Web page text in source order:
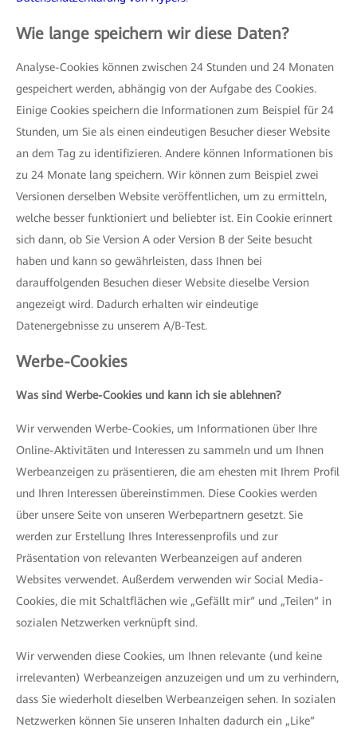
Wie lange speichern wir diese Daten?
Analyse-Cookies können zwischen 24 Stunden und 24 Monaten
gespeichert werden, abhängig von der Aufgabe des Cookies.
Einige Cookies speichern die Informationen zum Beispiel für 24
Stunden, um Sie als einen eindeutigen Besucher dieser Website
an dem Tag zu identifizieren. Andere können Informationen bis
zu 24 Monate lang speichern. Wir können zum Beispiel zwei
Versionen derselben Website veröffentlichen, um zu ermitteln,
welche besser funktioniert und beliebter ist. Ein Cookie erinnert
sich dann, ob Sie Version A oder Version B der Seite besucht
haben und kann so gewährleisten, dass Ihnen bei
darauffolgenden Besuchen dieser Website dieselbe Version
angezeigt wird. Dadurch erhalten wir eindeutige
Datenergebnisse zu unserem A/B-Test.
Werbe-Cookies
Was sind Werbe-Cookies und kann ich sie ablehnen?
Wir verwenden Werbe-Cookies, um Informationen über Ihre
Online-Aktivitäten und Interessen zu sammeln und um Ihnen
Werbeanzeigen zu präsentieren, die am ehesten mit Ihrem Profil
und Ihren Interessen übereinstimmen. Diese Cookies werden
über unsere Seite von unseren Werbepartnern gesetzt. Sie
werden zur Erstellung Ihres Interessenprofils und zur
Präsentation von relevanten Werbeanzeigen auf anderen
Websites verwendet. Außerdem verwenden wir Social Media-
Cookies, die mit Schaltflächen wie „Gefällt mir“ und „Teilen“ in
sozialen Netzwerken verknüpft sind.
Wir verwenden diese Cookies, um Ihnen relevante (und keine
irrelevanten) Werbeanzeigen anzuzeigen und um zu verhindern,
dass Sie wiederholt dieselben Werbeanzeigen sehen. In sozialen
Netzwerken können Sie unseren Inhalten dadurch ein „Like“